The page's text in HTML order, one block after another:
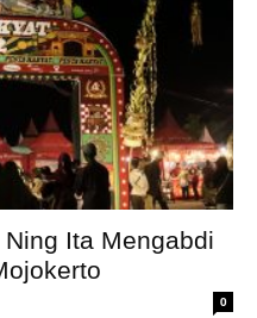
Ita Mengabdi
0